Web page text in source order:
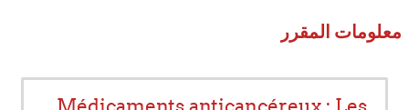
معلومات المقرر